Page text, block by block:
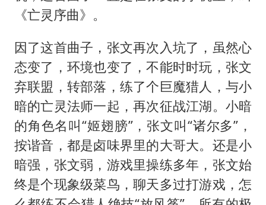
《亡灵序曲》。
因了这首曲子，张文再次入坑了，虽然心
态变了，环境也变了，不能时时玩，张文
弃联盟，转部落，练了个巨魔猎人，与小
暗的亡灵法师一起，再次征战江湖。小暗
的角色名叫“姬翅膀”，张文叫“诸尔多”，
按谐音，都是卤味界里的大哥大。还是小
暗强，张文弱，游戏里操练多年，张文始
终是个现象级菜鸟，聊天多过打游戏，怎